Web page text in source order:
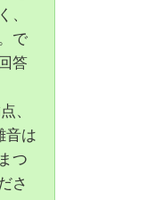
、
で
答
、
音は
つ
さ